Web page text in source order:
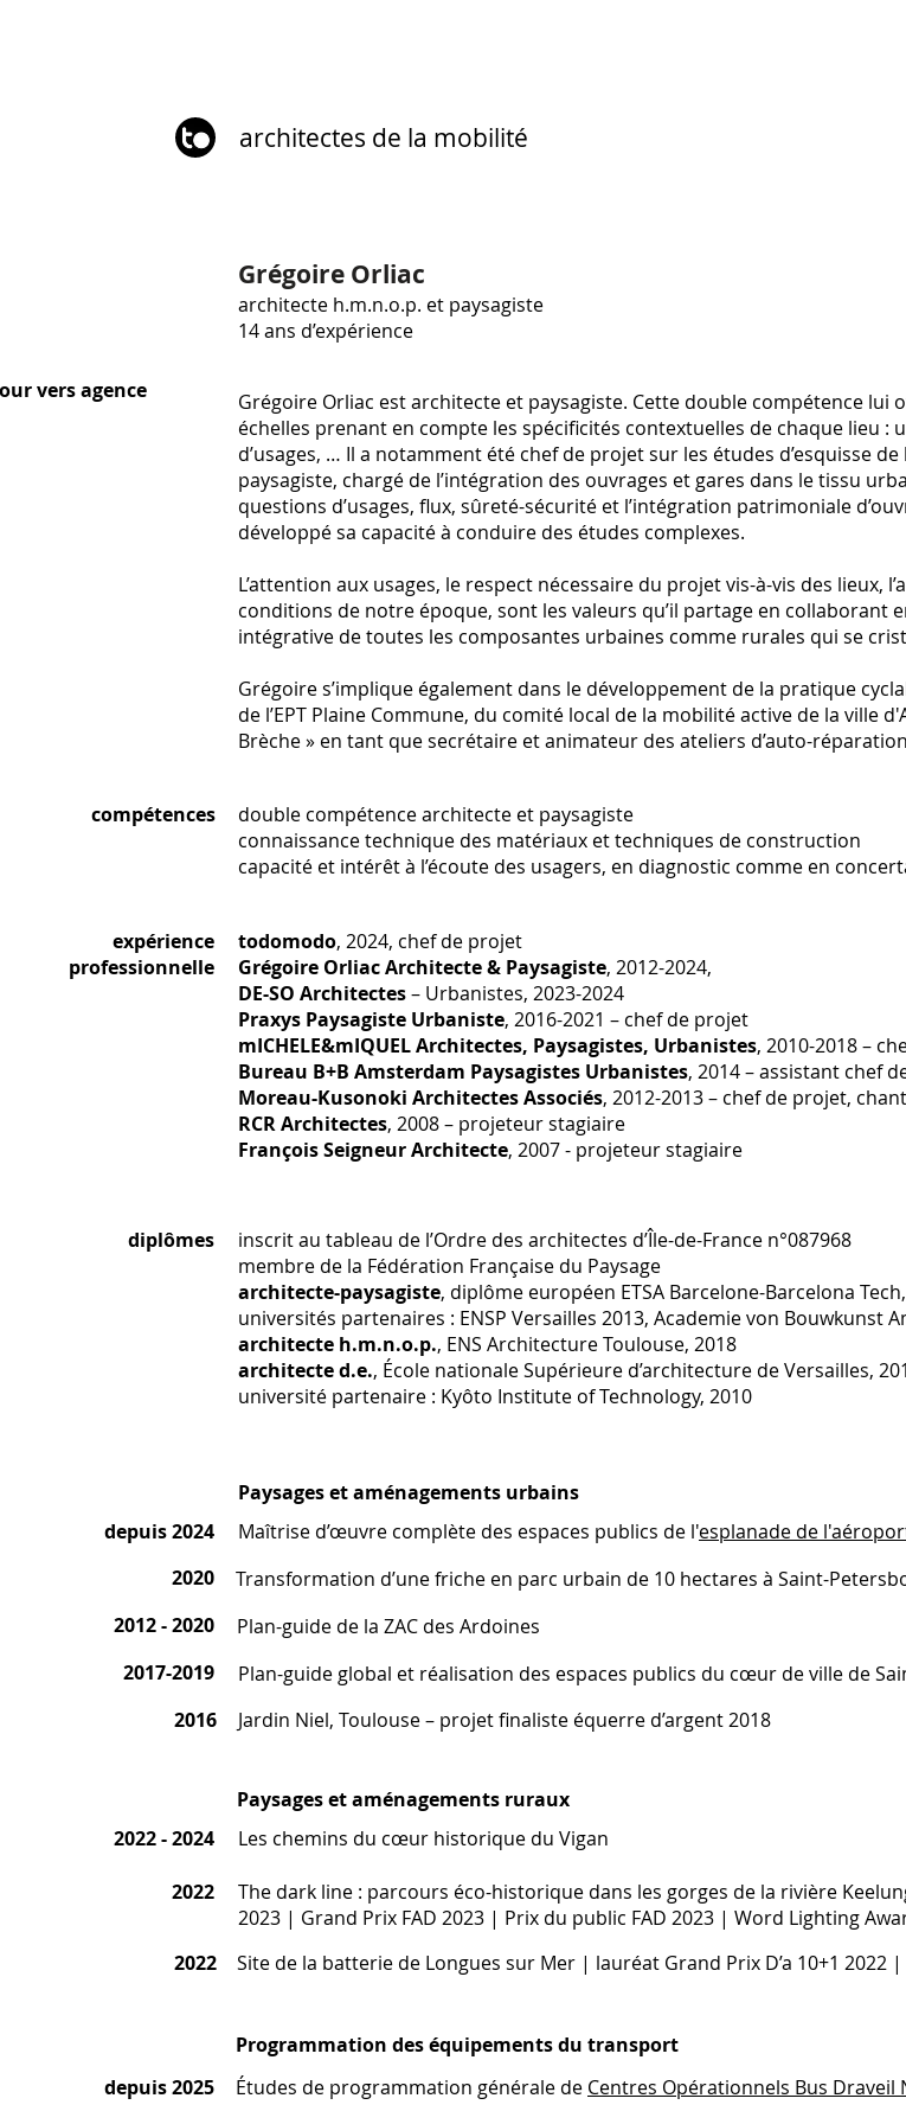
architectes de la mobilité
Grégoire Orliac
architecte h.m.n.o.p. et paysagiste
14 ans d’expérience
vers agence
Grégoire Orliac est architecte et paysagiste. Cette double compétence
échelles prenant en compte les spécificités contextuelles de chaque lieu :
d’usages, … Il a notamment été chef de projet sur les études d’esquisse
paysagiste, chargé de l’intégration des ouvrages et gares dans le tissu
questions d’usages, flux, sûreté-sécurité et l’intégration patrimoniale
développé sa capacité à conduire des études complexes.
L’attention aux usages, le respect nécessaire du projet vis-à-vis des lieux,
conditions de notre époque, sont les valeurs qu’il partage en collaborant
intégrative de toutes les composantes urbaines comme rurales qui se
Grégoire s’implique également dans le développement de la pratique
de l’EPT Plaine Commune, du comité local de la mobilité active de la ville
Brèche » en tant que secrétaire et animateur des ateliers d’auto-
compétences
double compétence architecte et paysagiste
connaissance technique des matériaux et techniques de construction
capacité et intérêt à l’écoute des usagers, en diagnostic comme en
expérience
professionnelle
todomodo, 2024, chef de projet
Grégoire Orliac Architecte & Paysagiste, 2012-2024,
DE-SO Architectes– Urbanistes, 2023-2024
Praxys Paysagiste Urbaniste, 2016-2021 – chef de projet
mICHELE&mIQUEL Architectes, Paysagistes, Urbanistes, 2010-2018 –
Bureau B+B Amsterdam Paysagistes Urbanistes, 2014 – assistant chef
Moreau-Kusonoki Architectes Associés, 2012-2013 – chef de projet,
RCR Architectes, 2008 – projeteur stagiaire
François Seigneur Architecte, 2007 - projeteur stagiaire
diplômes
inscrit au tableau de l’Ordre des architectes d’Île-de-France n°087968
membre de la Fédération Française du Paysage
architecte-paysagiste, diplôme européen ETSA Barcelone-Barcelona
universités partenaires : ENSP Versailles 2013, Academie von Bouwkunst
architecte h.m.n.o.p., ENS Architecture Toulouse, 2018
architecte d.e., École nationale Supérieure d’architecture de Versailles,
université partenaire : Kyôto Institute of Technology, 2010
Paysages et aménagements urbains
depuis 2024
Maîtrise d’œuvre complète des espaces publics de l'esplanade de
2020
Transformation d’une friche en parc urbain de 10 hectares à Saint-
2012 - 2020
Plan-guide de la ZAC des Ardoines
2017-2019
Plan-guide global et réalisation des espaces publics du cœur de ville de
2016
Jardin Niel, Toulouse – projet finaliste équerre d’argent 2018
Paysages et aménagements ruraux
2022 - 2024
Les chemins du cœur historique du Vigan
2022
The dark line : parcours éco-historique dans les gorges de la rivière
2023 | Grand Prix FAD 2023 | Prix du public FAD 2023 | Word Lighting
2022
Site de la batterie de Longues sur Mer | lauréat Grand Prix D’a 10+1
Programmation des équipements du transport
depuis 2025
Études de programmation générale de Centres Opérationnels Bus Draveil